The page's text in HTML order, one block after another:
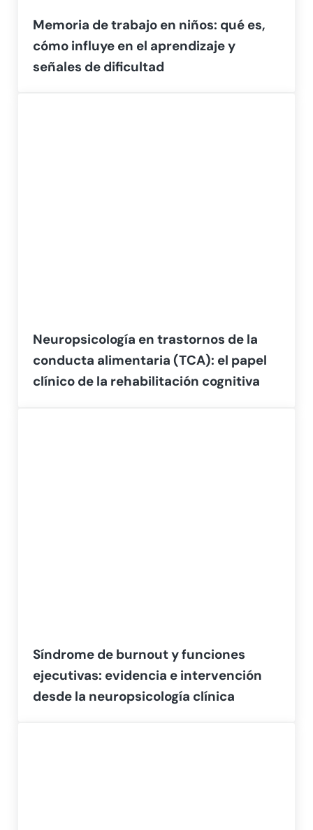
Memoria de trabajo en niños: qué es,
cómo influye en el aprendizaje y
señales de dificultad
Neuropsicología en trastornos de la
conducta alimentaria (TCA): el papel
clínico de la rehabilitación cognitiva
Síndrome de burnout y funciones
ejecutivas: evidencia e intervención
desde la neuropsicología clínica